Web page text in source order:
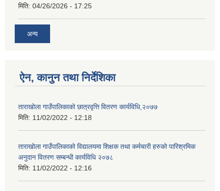
मिति: 04/26/2026 - 17:25
अन्य
ऐन, कानुन तथा निर्देशिका
ताराखोला गाउँपालिकाको छात्रवृत्ति वितरण कार्यविधि,२०७७
मिति: 11/02/2022 - 12:18
ताराखोला गाउँपालिकाको विद्यालयमा शिक्षक तथा कर्मचारी हरुको पारिश्रमिक
अनुदान वितरण सम्बन्धी कार्यविधि २०७८
मिति: 11/02/2022 - 12:16